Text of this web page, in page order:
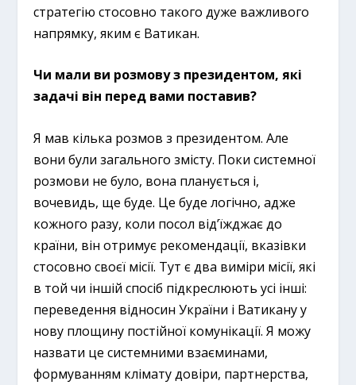
стратегію стосовно такого дуже важливого
напрямку, яким є Ватикан.
Чи мали ви розмову з президентом, які
задачі він перед вами поставив?
Я мав кілька розмов з президентом. Але
вони були загального змісту. Поки системної
розмови не було, вона планується і,
вочевидь, ще буде. Це буде логічно, адже
кожного разу, коли посол від’їжджає до
країни, він отримує рекомендації, вказівки
стосовно своєї місії. Тут є два виміри місії, які
в той чи іншій спосіб підкреслюють усі інші:
переведення відносин України і Ватикану у
нову площину постійної комунікації. Я можу
назвати це системними взаєминами,
формуванням клімату довіри, партнерства,